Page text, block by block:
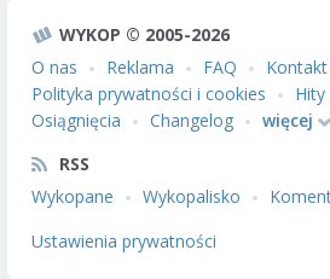
WYKOP © 2005-2026
O nas
Reklama FAQ Kontakt
Polityka prywatności i cookies
Hity
Osiągnięcia
Changelog
więcej
RSS
Wykopane
Wykopalisko
Ustawienia prywatności